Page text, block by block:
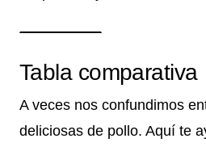
Tabla comparativa
A veces nos confundimos
deliciosas de pollo. Aquí te